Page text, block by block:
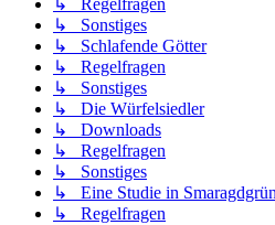
↳ Regelfragen
↳ Sonstiges
↳ Schlafende Götter
↳ Regelfragen
↳ Sonstiges
↳ Die Würfelsiedler
↳ Downloads
↳ Regelfragen
↳ Sonstiges
↳ Eine Studie in Smaragdgrün
↳ Regelfragen